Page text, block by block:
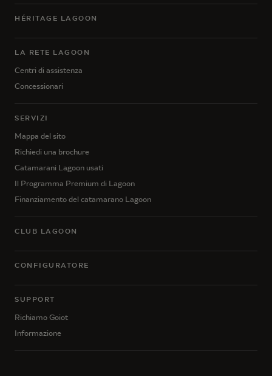
HÉRITAGE LAGOON
LA RETE LAGOON
Centri di assistenza
Concessionari
SERVIZI
Mappa del sito
Richiedi una brochure
Catamarani Lagoon usati
Il Programma Premium di Lagoon
Finanziamento del catamarano Lagoon
CLUB LAGOON
CONFIGURATORE
SUPPORT
Richiamo Goiot
Informazione